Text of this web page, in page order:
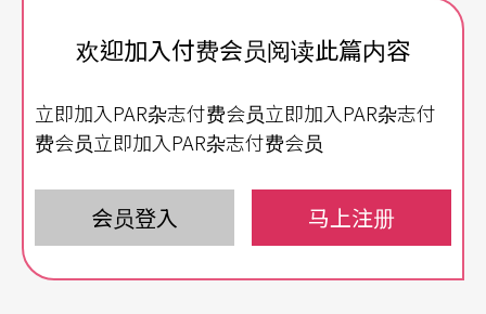
室，那时喜欢的女生是话剧社成员，我去当临时演
员。社团男多女少，演出前男主角突然退社，我莫
室演了很多戏。」后来他加入「临界点剧象录」这
或室内日光灯所打亮的日常空间，是他初识的剧场
样貌，日后创作也游走观念艺术与行为展演之间，
不艰深排外也不故弄玄虚，人间无处不剧场。
欢迎加入付费会员阅读此篇内容
立即加入PAR杂志付费会员立即加入PAR杂志付
费会员立即加入PAR杂志付费会员
会员登入 马上注册